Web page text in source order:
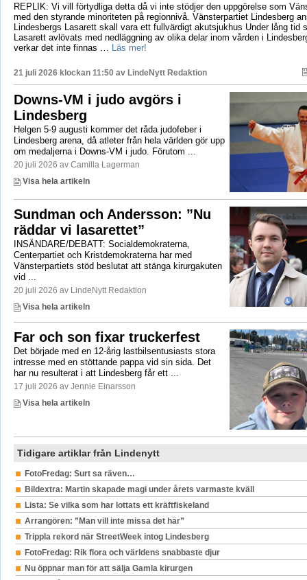
REPLIK: Vi vill förtydliga detta då vi inte stödjer den uppgörelse som
med den styrande minoriteten på regionnivå. Vänsterpartiet Lindesberg
Lindesbergs Lasarett skall vara ett fullvärdigt akutsjukhus Under lång tid
Lasarett avlövats med nedläggning av olika delar inom vården i
verkar det inte finnas …
Läs mer!
21 juli 2026 klockan 11:50 av LindeNytt Redaktion
Downs-VM i judo avgörs i
Lindesberg
Helgen 5-9 augusti kommer det råda judofeber i
Lindesberg arena, då atleter från hela världen gör upp
om medaljerna i Downs-VM i judo. Förutom ...
20 juli 2026 av Camilla Lagerman
Visa hela artikeln
Sundman och Andersson: ”Nu
räddar vi lasarettet”
INSÄNDARE/DEBATT: Socialdemokraterna,
Centerpartiet och Kristdemokraterna har med
Vänsterpartiets stöd beslutat att stänga kirurgakuten
vid ...
20 juli 2026 av LindeNytt Redaktion
Visa hela artikeln
Far och son fixar truckerfest
Det började med en 12-årig lastbilsentusiasts stora
intresse med en stöttande pappa vid sin sida. Det
har nu resulterat i att Lindesberg får ett ...
17 juli 2026 av Jennie Einarsson
Visa hela artikeln
Tidigare artiklar från Lindenytt
FotoFredag: Surt sa räven…
Bildextra: Martin skapade magi under årets varmaste kväll
Lista: Se vilka som har lottats ett kräftfiskeland
Arrangören: ”Man vill inte missa det här”
Trippla rekord när StreetWeek intog Lindesberg
FotoFredag: Rik flora och världens snabbaste djur
Nu öppnar man för att sälja Gamla kirurgen